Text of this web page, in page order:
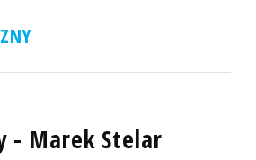
- Marek Stelar